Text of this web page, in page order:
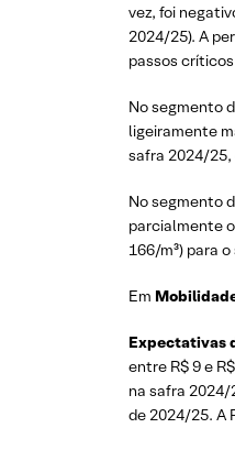
vez, foi
2024/25). A
passos
No segmento
ligeiramente
safra 2024/25,
No segmento
parcialmente
166/m³) para
Em
Expectativas
entre R$ 9 e
na safra 2024/
de 2024/25. A